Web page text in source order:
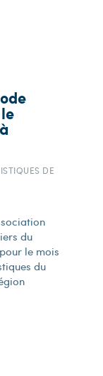
DE
du
le mois
du